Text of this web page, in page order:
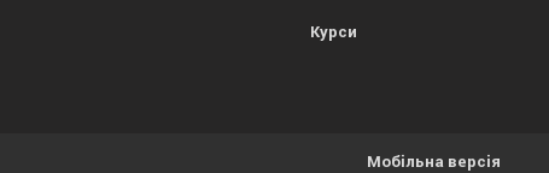
Курси
Мобільна версія